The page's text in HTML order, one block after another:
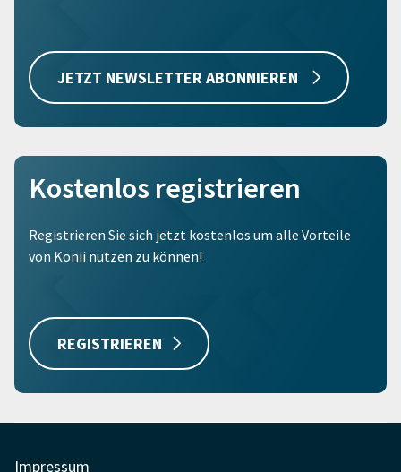
JETZT NEWSLETTER ABONNIEREN
Kostenlos registrieren
Registrieren Sie sich jetzt kostenlos um alle Vorteile
von Konii nutzen zu können!
REGISTRIEREN
Impressum